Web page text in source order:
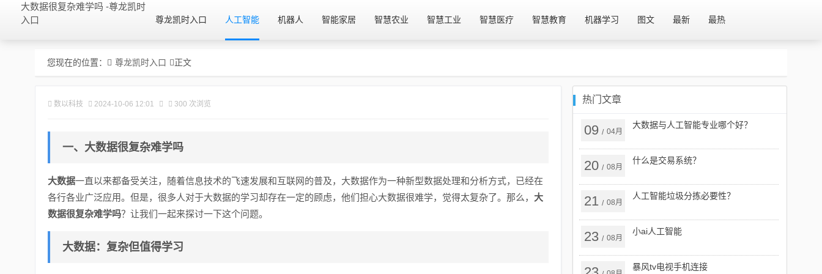
大数据很复杂难学吗 -尊龙凯时
入口
尊龙凯时入口 人工智能 机器人 智能家居 智慧农业 智慧工业 智慧医疗 智慧教育 机器学习 图文 最新 最热
您现在的位置： 尊龙凯时入口 正文
数以科技 2024-10-06 12:01 300 次浏览
一、大数据很复杂难学吗
大数据一直以来都备受关注，随着信息技术的飞速发展和互联网的普及，大数据作为一种新型数据处理和分析方式，已经在
各行各业广泛应用。但是，很多人对于大数据的学习却存在一定的顾虑，他们担心大数据很难学，觉得太复杂了。那么， 大
数据很复杂难学吗？让我们一起来探讨一下这个问题。
大数据：复杂但值得学习
热门文章
09 / 04月
大数据与人工智能专业哪个好？
20 / 08月
什么是交易系统？
21 / 08月
人工智能垃圾分拣必要性？
23 / 08月
小ai人工智能
暴风tv电视手机连接